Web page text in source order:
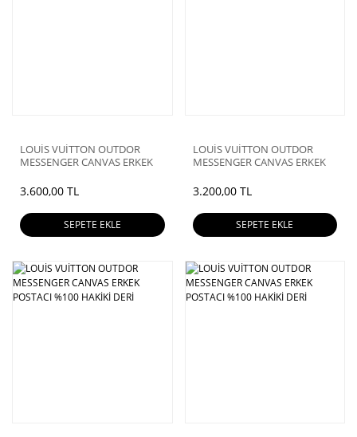
LOUİS VUİTTON OUTDOR
MESSENGER CANVAS ERKEK
3.600,00 TL
SEPETE EKLE
LOUİS VUİTTON OUTDOR
MESSENGER CANVAS ERKEK
3.200,00 TL
SEPETE EKLE